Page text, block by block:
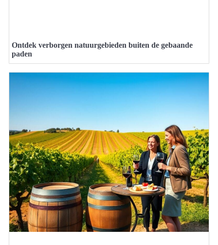
Ontdek verborgen natuurgebieden buiten de gebaande
paden